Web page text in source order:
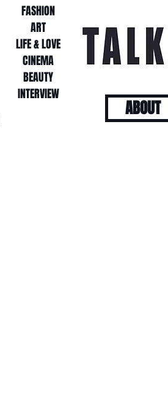
FASHION
ART
LIFE & LOVE
CINEMA
BEAUTY
INTERVIEW
ABOUT
FASHION
ART
LIFE & LOVE
CINEMA
BEAUTY
INTERVIEW